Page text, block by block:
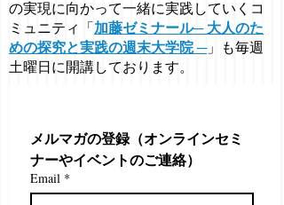
の実現に向かって一緒に実践していくコ
ミュニティ「 加藤ゼミナール─ 大人のた
めの探究と実践の週末大学院 ─」も毎週
土曜日に開講しております。
メルマガの登録（オンラインセミ
ナーやイベントのご連絡）
Email *